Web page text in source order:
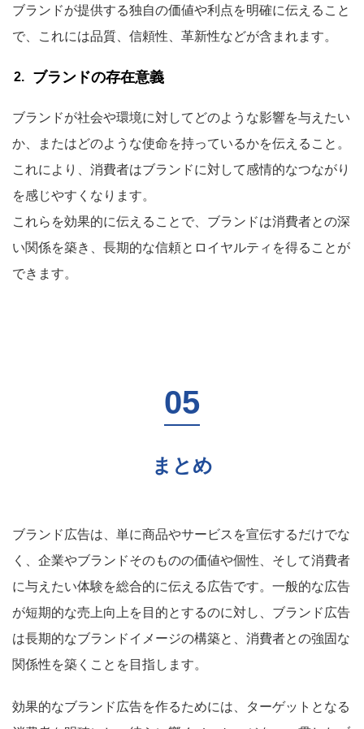
ブランドが提供する独自の価値や利点を明確に伝えること
で、これには品質、信頼性、革新性などが含まれます。
ブランドの存在意義
ブランドが社会や環境に対してどのような影響を与えたい
か、またはどのような使命を持っているかを伝えること。
これにより、消費者はブランドに対して感情的なつながり
を感じやすくなります。
これらを効果的に伝えることで、ブランドは消費者との深
い関係を築き、長期的な信頼とロイヤルティを得ることが
できます。
まとめ
ブランド広告は、単に商品やサービスを宣伝するだけでな
く、企業やブランドそのものの価値や個性、そして消費者
に与えたい体験を総合的に伝える広告です。一般的な広告
が短期的な売上向上を目的とするのに対し、ブランド広告
は長期的なブランドイメージの構築と、消費者との強固な
関係性を築くことを目指します。
効果的なブランド広告を作るためには、ターゲットとなる